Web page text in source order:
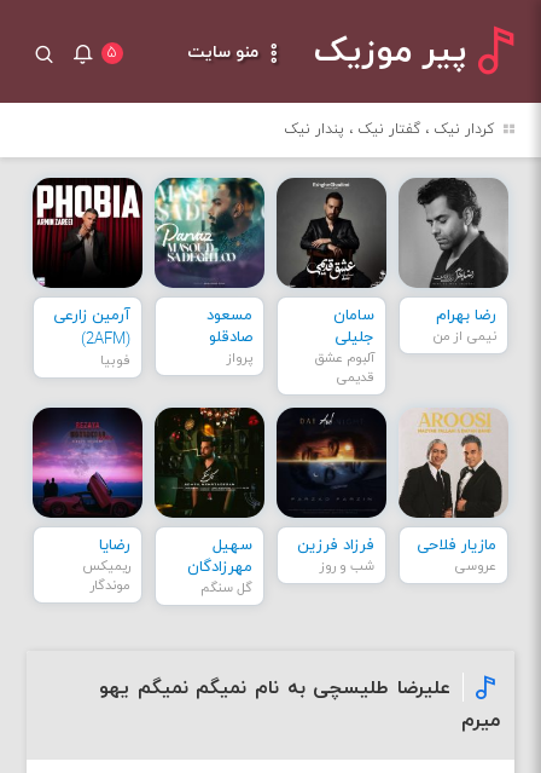
پیر موزیک منو سایت ۵
کردار نیک ، گفتار نیک ، پندار نیک
رضا بهرام
نیمی از من
سامان
جلیلی
آلبوم عشق
قدیمی
مسعود
صادقلو
پرواز
آرمین زارعی
(2AFM)
فوبیا
مازیار فلاحی
عروسی
فرزاد فرزین
شب و روز
سهیل
مهرزادگان
گل سنگم
رضایا
ریمیکس
موندگار
علیرضا طلیسچی به نام نمیگم نمیگم یهو
میرم